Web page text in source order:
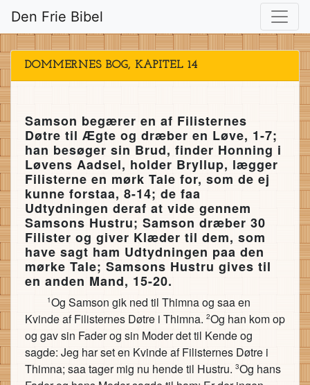
Den Frie Bibel
DOMMERNES BOG, KAPITEL 14
Samson begærer en af Filisternes
Døtre til Ægte og dræber en Løve, 1-7;
han besøger sin Brud, finder Honning i
Løvens Aadsel, holder Bryllup, lægger
Filisterne en mørk Tale for, som de ej
kunne forstaa, 8-14; de faa
Udtydningen deraf at vide gennem
Samsons Hustru; Samson dræber 30
Filister og giver Klæder til dem, som
have sagt ham Udtydningen paa den
mørke Tale; Samsons Hustru gives til
en anden Mand, 15-20.
1Og Samson gik ned til Thimna og saa en
Kvinde af Filisternes Døtre i Thimna. 2Og han kom op
og gav sin Fader og sin Moder det til Kende og
sagde: Jeg har set en Kvinde af Filisternes Døtre i
Thimna; saa tager mig nu hende til Hustru. 3Og hans